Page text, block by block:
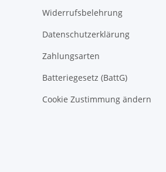
Widerrufsbelehrung
Datenschutzerklärung
Zahlungsarten
Batteriegesetz (BattG)
Cookie Zustimmung ändern